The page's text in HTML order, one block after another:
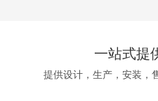
一站式提
提供设计，生产，安装，